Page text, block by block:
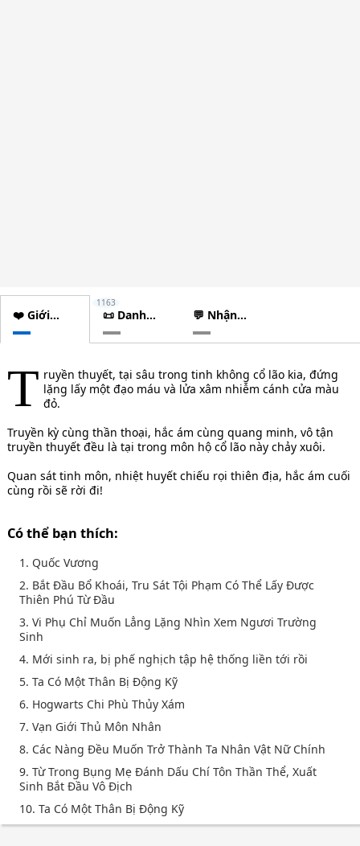
❤️ Giới
thiệu
📜 Danh
sách
chương
1163
💬 Nhận
xét
T ruyền thuyết, tại sâu trong tinh không cổ lão kia, đứng
lặng lấy một đạo máu và lửa xâm nhiễm cánh cửa màu
đỏ.
Truyền kỳ cùng thần thoại, hắc ám cùng quang minh, vô tận
truyền thuyết đều là tại trong môn hộ cổ lão này chảy xuôi.
Quan sát tinh môn, nhiệt huyết chiếu rọi thiên địa, hắc ám cuối
cùng rồi sẽ rời đi!
Có thể bạn thích:
1. Quốc Vương
2. Bắt Đầu Bổ Khoái, Tru Sát Tội Phạm Có Thể Lấy Được
Thiên Phú Từ Đầu
3. Vi Phụ Chỉ Muốn Lẳng Lặng Nhìn Xem Ngươi Trường
Sinh
4. Mới sinh ra, bị phế nghịch tập hệ thống liền tới rồi
5. Ta Có Một Thân Bị Động Kỹ
6. Hogwarts Chi Phù Thủy Xám
7. Vạn Giới Thủ Môn Nhân
8. Các Nàng Đều Muốn Trở Thành Ta Nhân Vật Nữ Chính
9. Từ Trong Bụng Mẹ Đánh Dấu Chí Tôn Thần Thể, Xuất
Sinh Bắt Đầu Vô Địch
10. Ta Có Một Thân Bị Động Kỹ